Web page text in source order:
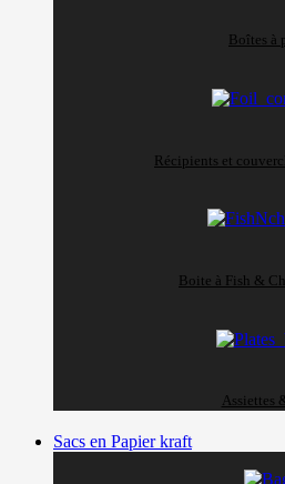
Boîtes à
Récipients et
Boite à Fish &
Assiettes
Sacs en Papier kraft